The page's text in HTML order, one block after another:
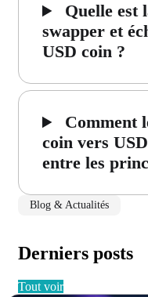
Quelle est
swapper et
USD coin ?
Comment
coin vers
entre les
Blog & Actualités
Derniers posts
tout voir